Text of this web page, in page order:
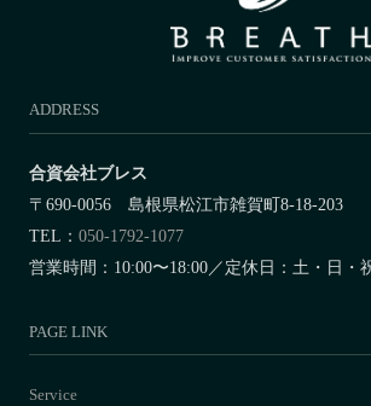
ADDRESS
合資会社ブレス
〒690-0056 島根県松江市雑賀町8-18-203
TEL： 050-1792-1077
営業時間：10:00〜18:00／定休日：土・日・
PAGE LINK
Service